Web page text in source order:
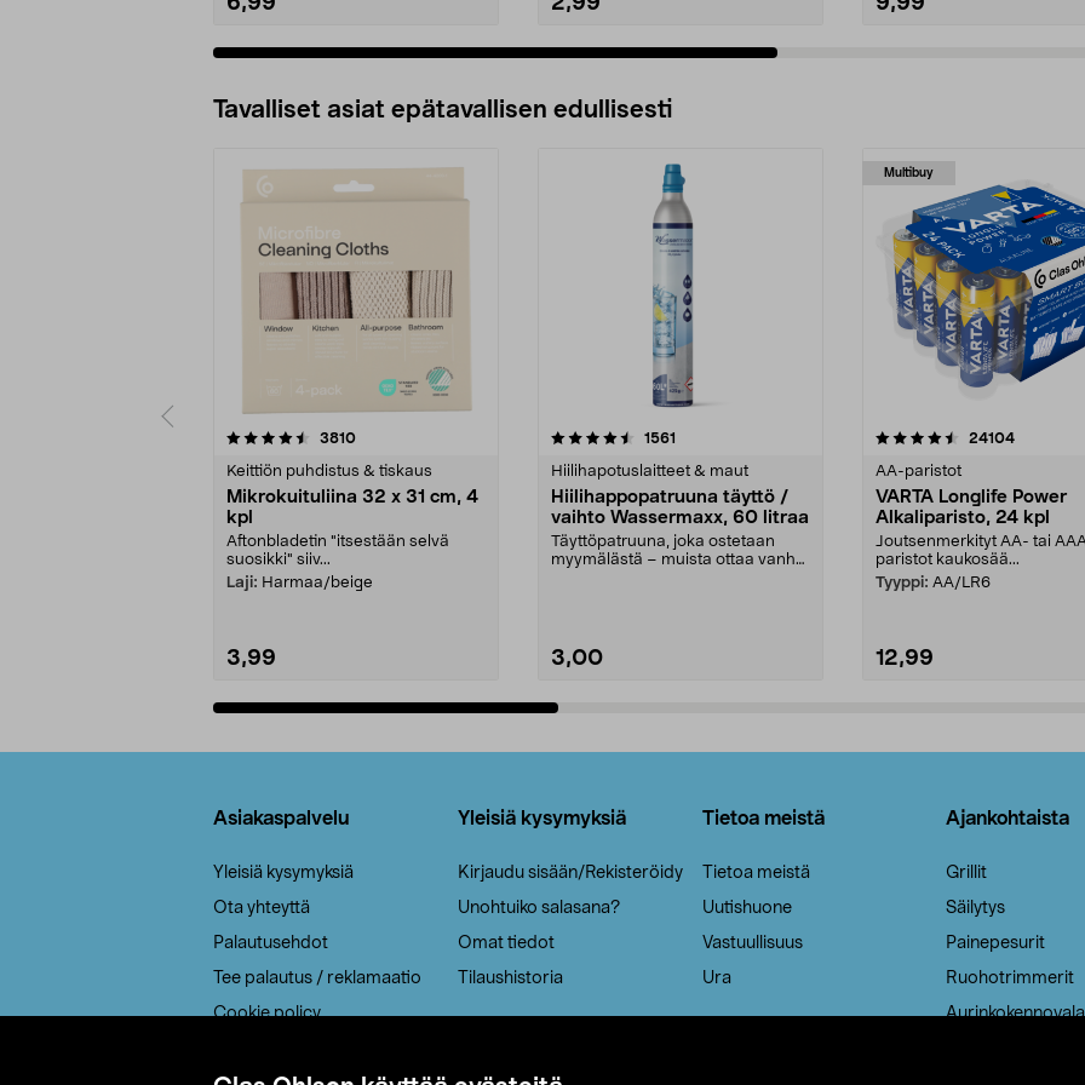
Tavalliset asiat epätavallisen edullisesti
3810arvostelut
Keittiön puhdistus & tiskaus
Mikrokuituliina 32 x 31 cm, 4
kpl
Aftonbladetin "itsestään selvä
suosikki" siiv...
Laji: Harmaa/beige
3,99
4.5viidestä
1561
Hiilihapotuslaitteet & maut
Hiilihappopatruuna täyttö /
vaihto Wassermaxx, 60 litraa
Täyttöpatruuna, joka ostetaan
myymälästä – muista ottaa vanha
3,00
Multibuy
4.5viidestä
24104arvostelut
AA-paristot
VARTA Longlife Power
Alkaliparisto, 24 kpl
Joutsenmerkityt AA- tai
paristot kaukosää...
Tyyppi: AA/LR6
12,99
4.5viidestä
Asiakaspalvelu
Yleisiä kysymyksiä
Ota yhteyttä
Palautusehdot
Tee palautus / reklamaatio
Cookie policy
Yleisiä kysymyksiä
Kirjaudu sisään/Rekisteröidy
Unohtuiko salasana?
Omat tiedot
Tilaushistoria
Tietoa meistä
Tietoa meistä
Uutishuone
Vastuullisuus
Ura
Ajankohtaista
Grillit
Säilytys
Painepesurit
Ruohotrimmerit